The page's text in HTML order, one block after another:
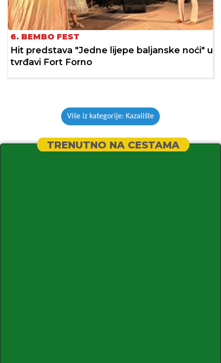
6. BEMBO FEST
Hit predstava "Jedne lijepe baljanske noći" u
tvrđavi Fort Forno
Više iz kategorije: Kazalište
TRENUTNO NA CESTAMA